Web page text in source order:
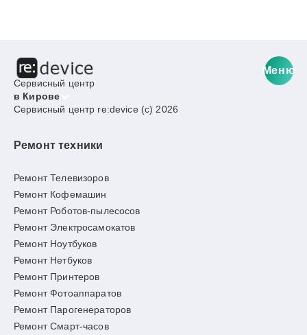
Сервисный центр
в Кирове
Меню
Сервисный центр re:device (c) 2026
Ремонт техники
Ремонт Телевизоров
Ремонт Кофемашин
Ремонт Роботов-пылесосов
Ремонт Электросамокатов
Ремонт Ноутбуков
Ремонт Нетбуков
Ремонт Принтеров
Ремонт Фотоаппаратов
Ремонт Парогенераторов
Ремонт Смарт-часов